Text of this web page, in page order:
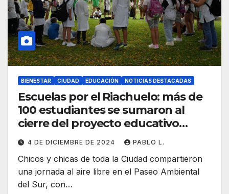
BIENESTAR CIUDAD EDUCACIÓN NOTICIAS DESTACADAS
Escuelas por el Riachuelo: más de
100 estudiantes se sumaron al
cierre del proyecto educativo
ambiental
4 DE DICIEMBRE DE 2024 PABLO L.
Chicos y chicas de toda la Ciudad compartieron
una jornada al aire libre en el Paseo Ambiental
del Sur, con…